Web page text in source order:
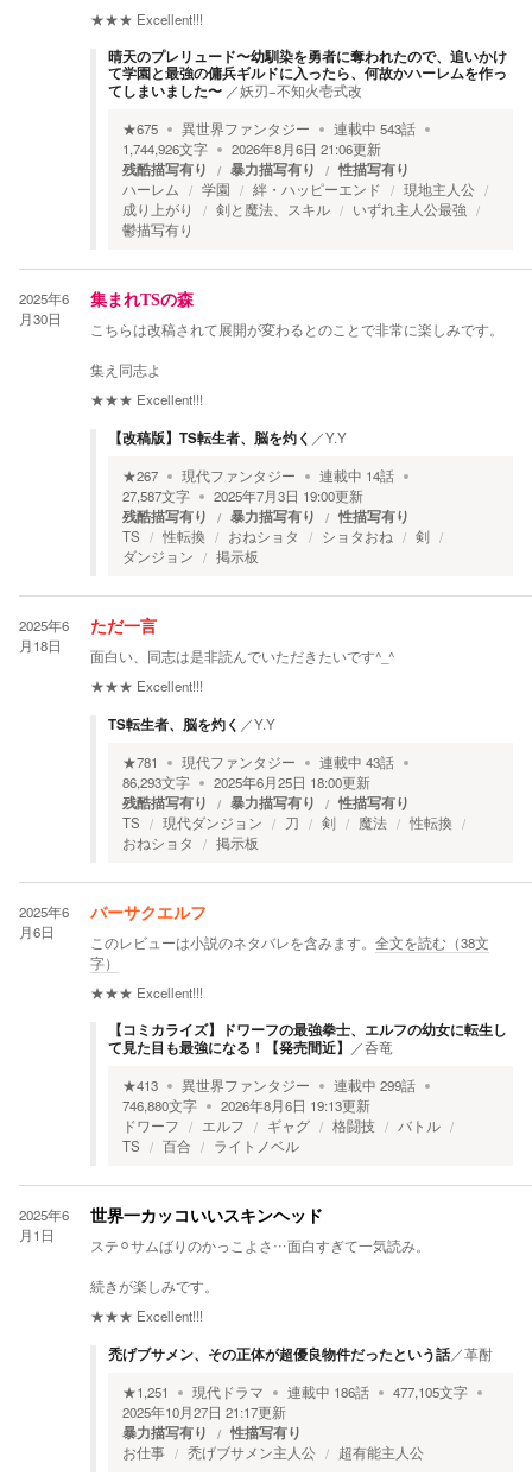
★★★ Excellent!!!
晴天のプレリュード〜幼馴染を勇者に奪われたので、追いかけ
て学園と最強の傭兵ギルドに入ったら、何故かハーレムを作っ
てしまいました〜 ／妖刃−不知火壱式改
★675 異世界ファンタジー 連載中 543話
1,744,926文字 2026年8月6日 21:06更新
残酷描写有り 暴力描写有り 性描写有り
ハーレム 学園 絆・ハッピーエンド
現地主人公
成り上がり
剣と魔法、スキル
いずれ主人公最強
鬱描写有り
2025年6
月30日
集まれTSの森
こちらは改稿されて展開が変わるとのことで非常に楽しみです。
集え同志よ
★★★ Excellent!!!
【改稿版】TS転生者、脳を灼く ／Y.Y
★267 現代ファンタジー 連載中 14話
27,587文字 2025年7月3日 19:00更新
残酷描写有り 暴力描写有り 性描写有り
TS 性転換 おねショタ ショタおね
剣
ダンジョン
掲示板
2025年6
月18日
ただ一言
面白い、同志は是非読んでいただきたいです^_^
★★★ Excellent!!!
TS転生者、脳を灼く ／Y.Y
★781 現代ファンタジー 連載中 43話
86,293文字 2025年6月25日 18:00更新
残酷描写有り 暴力描写有り 性描写有り
TS 現代ダンジョン 刀 剣 魔法
性転換
おねショタ
掲示板
2025年6
月6日
バーサクエルフ
このレビューは小説のネタバレを含みます。 全文を読む（38文
字）
★★★ Excellent!!!
【コミカライズ】ドワーフの最強拳士、エルフの幼女に転生し
て見た目も最強になる！【発売間近】
／呑竜
★413 異世界ファンタジー 連載中 299話
746,880文字 2026年8月6日 19:13更新
ドワーフ
エルフ ギャグ 格闘技
バトル
TS
百合 ライトノベル
2025年6
月1日
世界一カッコいいスキンヘッド
ステ⚪︎サムばりのかっこよさ…面白すぎて一気読み。
続きが楽しみです。
★★★ Excellent!!!
禿げブサメン、その正体が超優良物件だったという話／革酎
★1,251 現代ドラマ 連載中 186話 477,105文字
2025年10月27日 21:17更新
暴力描写有り 性描写有り
お仕事 禿げブサメン主人公 超有能主人公